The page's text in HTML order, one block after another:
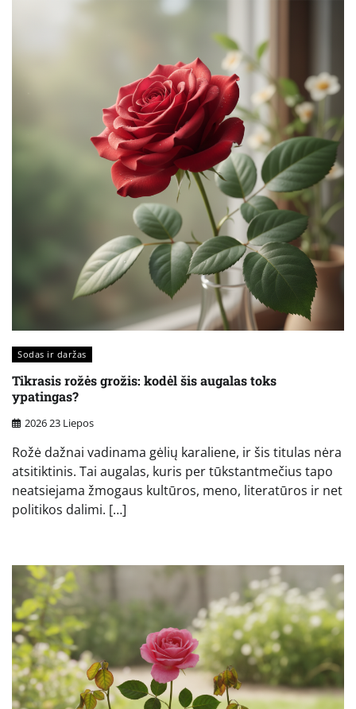
Sodas ir daržas
Tikrasis rožės grožis: kodėl šis augalas toks
ypatingas?
2026 23 Liepos
Rožė dažnai vadinama gėlių karaliene, ir šis titulas nėra
atsitiktinis. Tai augalas, kuris per tūkstantmečius tapo
neatsiejama žmogaus kultūros, meno, literatūros ir net
politikos dalimi. […]